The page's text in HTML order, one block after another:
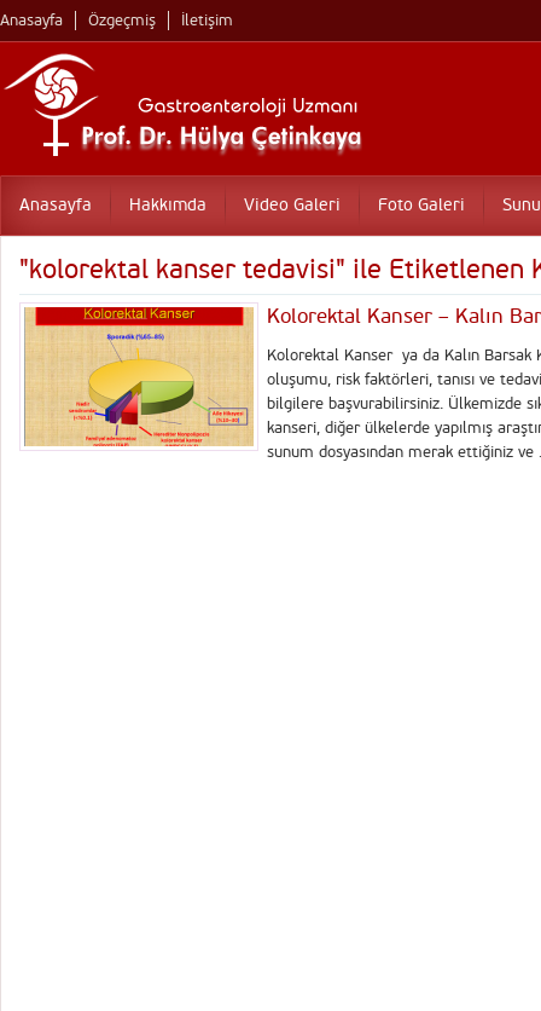
Anasayfa Özgeçmiş İletişim
Anasayfa Hakkımda Video Galeri Foto Galeri
"kolorektal kanser tedavisi" ile Etiketlenen
Kolorektal Kanser – Kalın
Kolorektal Kanser ya da Kalın
oluşumu, risk faktörleri, tanısı ve
bilgilere başvurabilirsiniz. Ülkemizde
kanseri, diğer ülkelerde yapılmış
sunum dosyasından merak ettiğiniz ve